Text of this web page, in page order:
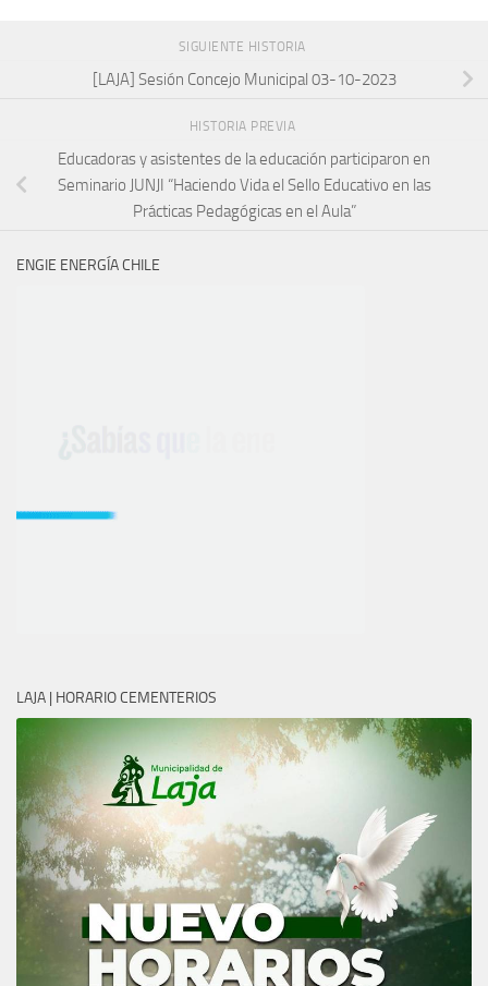
SIGUIENTE HISTORIA
[LAJA] Sesión Concejo Municipal 03-10-2023
HISTORIA PREVIA
Educadoras y asistentes de la educación participaron en
Seminario JUNJI “Haciendo Vida el Sello Educativo en las
Prácticas Pedagógicas en el Aula”
ENGIE ENERGÍA CHILE
LAJA | HORARIO CEMENTERIOS